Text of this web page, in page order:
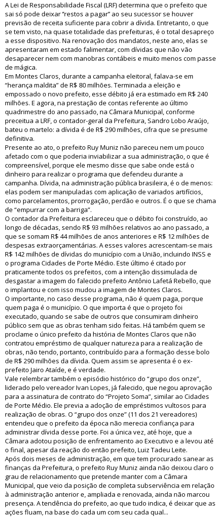
A Lei de Responsabilidade Fiscal (LRF) determina que o prefeito que
sai só pode deixar ‘’restos a pagar’’ ao seu sucessor se houver
previsão de receita suficiente para cobrir a dívida. Entretanto, o que
se tem visto, na quase totalidade das prefeituras, é o total desapreço
a esse dispositivo. Na renovação dos mandatos, neste ano, elas se
apresentaram em estado falimentar, com dívidas que não vão
desaparecer nem com manobras contábeis e muito menos com passe
de mágica.
Em Montes Claros, durante a campanha eleitoral, falava-se em
“herança maldita” de R$ 80 milhões. Terminada a eleição e
empossado o novo prefeito, esse débito já era estimado em R$ 240
milhões. E agora, na prestação de contas referente ao último
quadrimestre do ano passado, na Câmara Municipal, conforme
preceitua a LRF, o contador-geral da Prefeitura, Sandro Lobo Araújo,
bateu o martelo: a dívida é de R$ 290 milhões, cifra que se presume
definitiva.
Presente ao ato, o prefeito Ruy Muniz não pareceu nem um pouco
afetado com o que poderia inviabilizar a sua administração, o que é
compreensível, porque ele mesmo disse que sabe onde está o
dinheiro para realizar o programa que defendeu durante a
campanha. Dívida, na administração pública brasileira, é o de menos:
elas podem ser manipuladas com aplicação de variados artifícios,
como parcelamentos, prorrogação, perdão e outros. É o que se chama
de “empurrar com a barriga”.
O contador da Prefeitura esclareceu que o débito foi construído, ao
longo de décadas, sendo R$ 93 milhões relativos ao ano passado, a
que se somam R$ 44 milhões de anos anteriores e R$ 12 milhões de
despesas extraorçamentárias. A esses valores acrescentam-se mais
R$ 142 milhões de dívidas do município com a União, incluindo INSS e
o programa Cidades de Porte Médio. Este último é citado por
praticamente todos os prefeitos, com a intenção dissimulada de
desgastar a imagem do falecido prefeito Antônio Lafetá Rebello, que
o implantou e com isso mudou a imagem de Montes Claros.
O importante, no caso desse programa, não é quem paga, porque
quem paga é o município. O que importa é que o projeto foi
executado, quando se sabe de outros que consumiram dinheiro
público sem que as obras tenham sido feitas. Há também quem se
proclame o único prefeito da história de Montes Claros que não
contratou empréstimo de qualquer natureza para a realização de
obras, não tendo, portanto, contribuído para a formação desse bolo
de R$ 290 milhões da dívida. Quem assim se apresenta é o ex-
prefeito Jairo Ataíde, e é verdade.
Vale relembrar também o episódio histórico do “grupo dos onze”,
liderado pelo vereador Ivan Lopes, já falecido, que negou aprovação
para a assinatura de contrato do “Projeto Soma”, similar ao Cidades
de Porte Médio. Ele previa a adoção de empréstimos vultosos para
realização de obras. O “grupo dos onze” (11 dos 21 vereadores)
entendeu que o prefeito da época não merecia confiança para
administrar dívida desse porte. Foi a única vez, até hoje, que a
Câmara adotou posição de enfrentamento ao Executivo e a levou até
o final, apesar da reação do então prefeito, Luiz Tadeu Leite.
Após dois meses de administração, em que tem procurado sanear as
finanças da Prefeitura, o prefeito Ruy Muniz ainda não deixou claro o
grau de relacionamento que pretende manter com a Câmara
Municipal, que veio da posição de completa subserviência em relação
à administração anterior e, ampliada e renovada, ainda não marcou
presença. A tendência do prefeito, ao que tudo indica, é deixar que as
ações fluam, na base do cada um com seu cada qual...